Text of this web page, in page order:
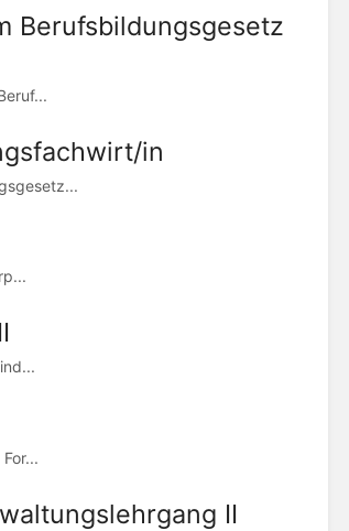
Berufsbildungsgesetz
in
II